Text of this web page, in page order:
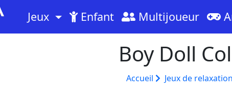
Jeux Enfant Multijoueur
Boy Doll
Accueil Jeux de relaxation